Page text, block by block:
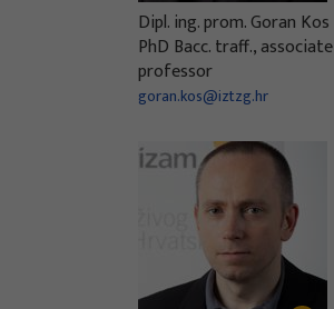
Dipl. ing. prom. Goran Kos
PhD Bacc. traff., associate
professor
goran.kos@iztzg.hr